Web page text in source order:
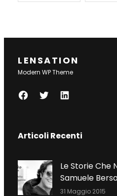
LENSATION
Modern WP Theme
F
E
O
O
K
T
T
E
R
L
K
N
Articoli Recenti
Le Storie Che
Samuele
31 Maggio 2015